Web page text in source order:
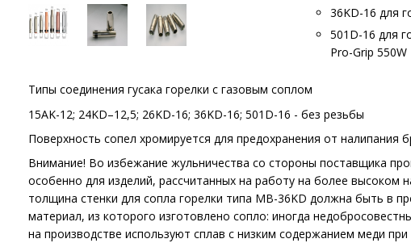
36KD-16 для
501D-16 для
Pro-Grip 550W
Типы соединения гусака горелки с газовым соплом
15AK-12; 24KD–12,5; 26KD-16; 36KD-16; 501D-16 - без резьбы
Поверхность сопел хромируется для предохранения от налипания
Внимание! Во избежание жульничества со стороны поставщика
особенно для изделий, рассчитанных на работу на более высоком
толщина стенки для сопла горелки типа MB-36KD должна быть в
материал, из которого изготовлено сопло: иногда
на производстве используют сплав с низким содержанием меди